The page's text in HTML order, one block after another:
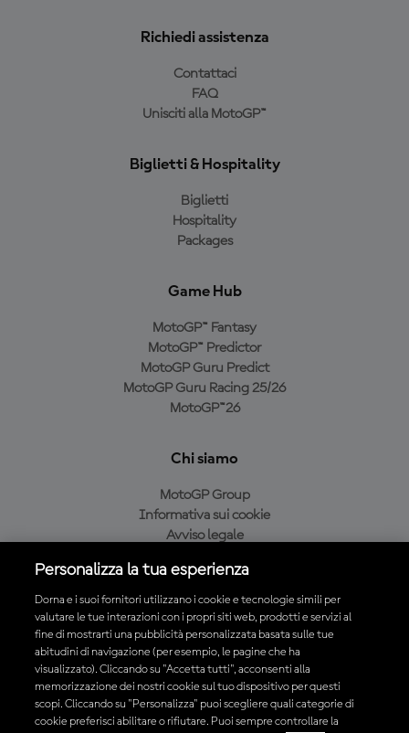
Richiedi assistenza
Contattaci
FAQ
Unisciti alla MotoGP™
Biglietti & Hospitality
Biglietti
Hospitality
Packages
Game Hub
MotoGP™ Fantasy
MotoGP™ Predictor
MotoGP Guru Predict
MotoGP Guru Racing 25/26
MotoGP™26
Chi siamo
MotoGP Group
Informativa sui cookie
Avviso legale
Condizioni di acquisto
Scarica l'app ufficiale MotoGP™
Personalizza la tua esperienza
Dorna e i suoi fornitori utilizzano i cookie e tecnologie simili per
valutare le tue interazioni con i propri siti web, prodotti e servizi al
fine di mostrarti una pubblicità personalizzata basata sulle tue
abitudini di navigazione (per esempio, le pagine che ha
visualizzato). Cliccando su "Accetta tutti", acconsenti alla
memorizzazione dei nostri cookie sul tuo dispositivo per questi
scopi. Cliccando su "Personalizza" puoi scegliere quali categorie di
cookie preferisci abilitare o rifiutare. Puoi sempre controllare la